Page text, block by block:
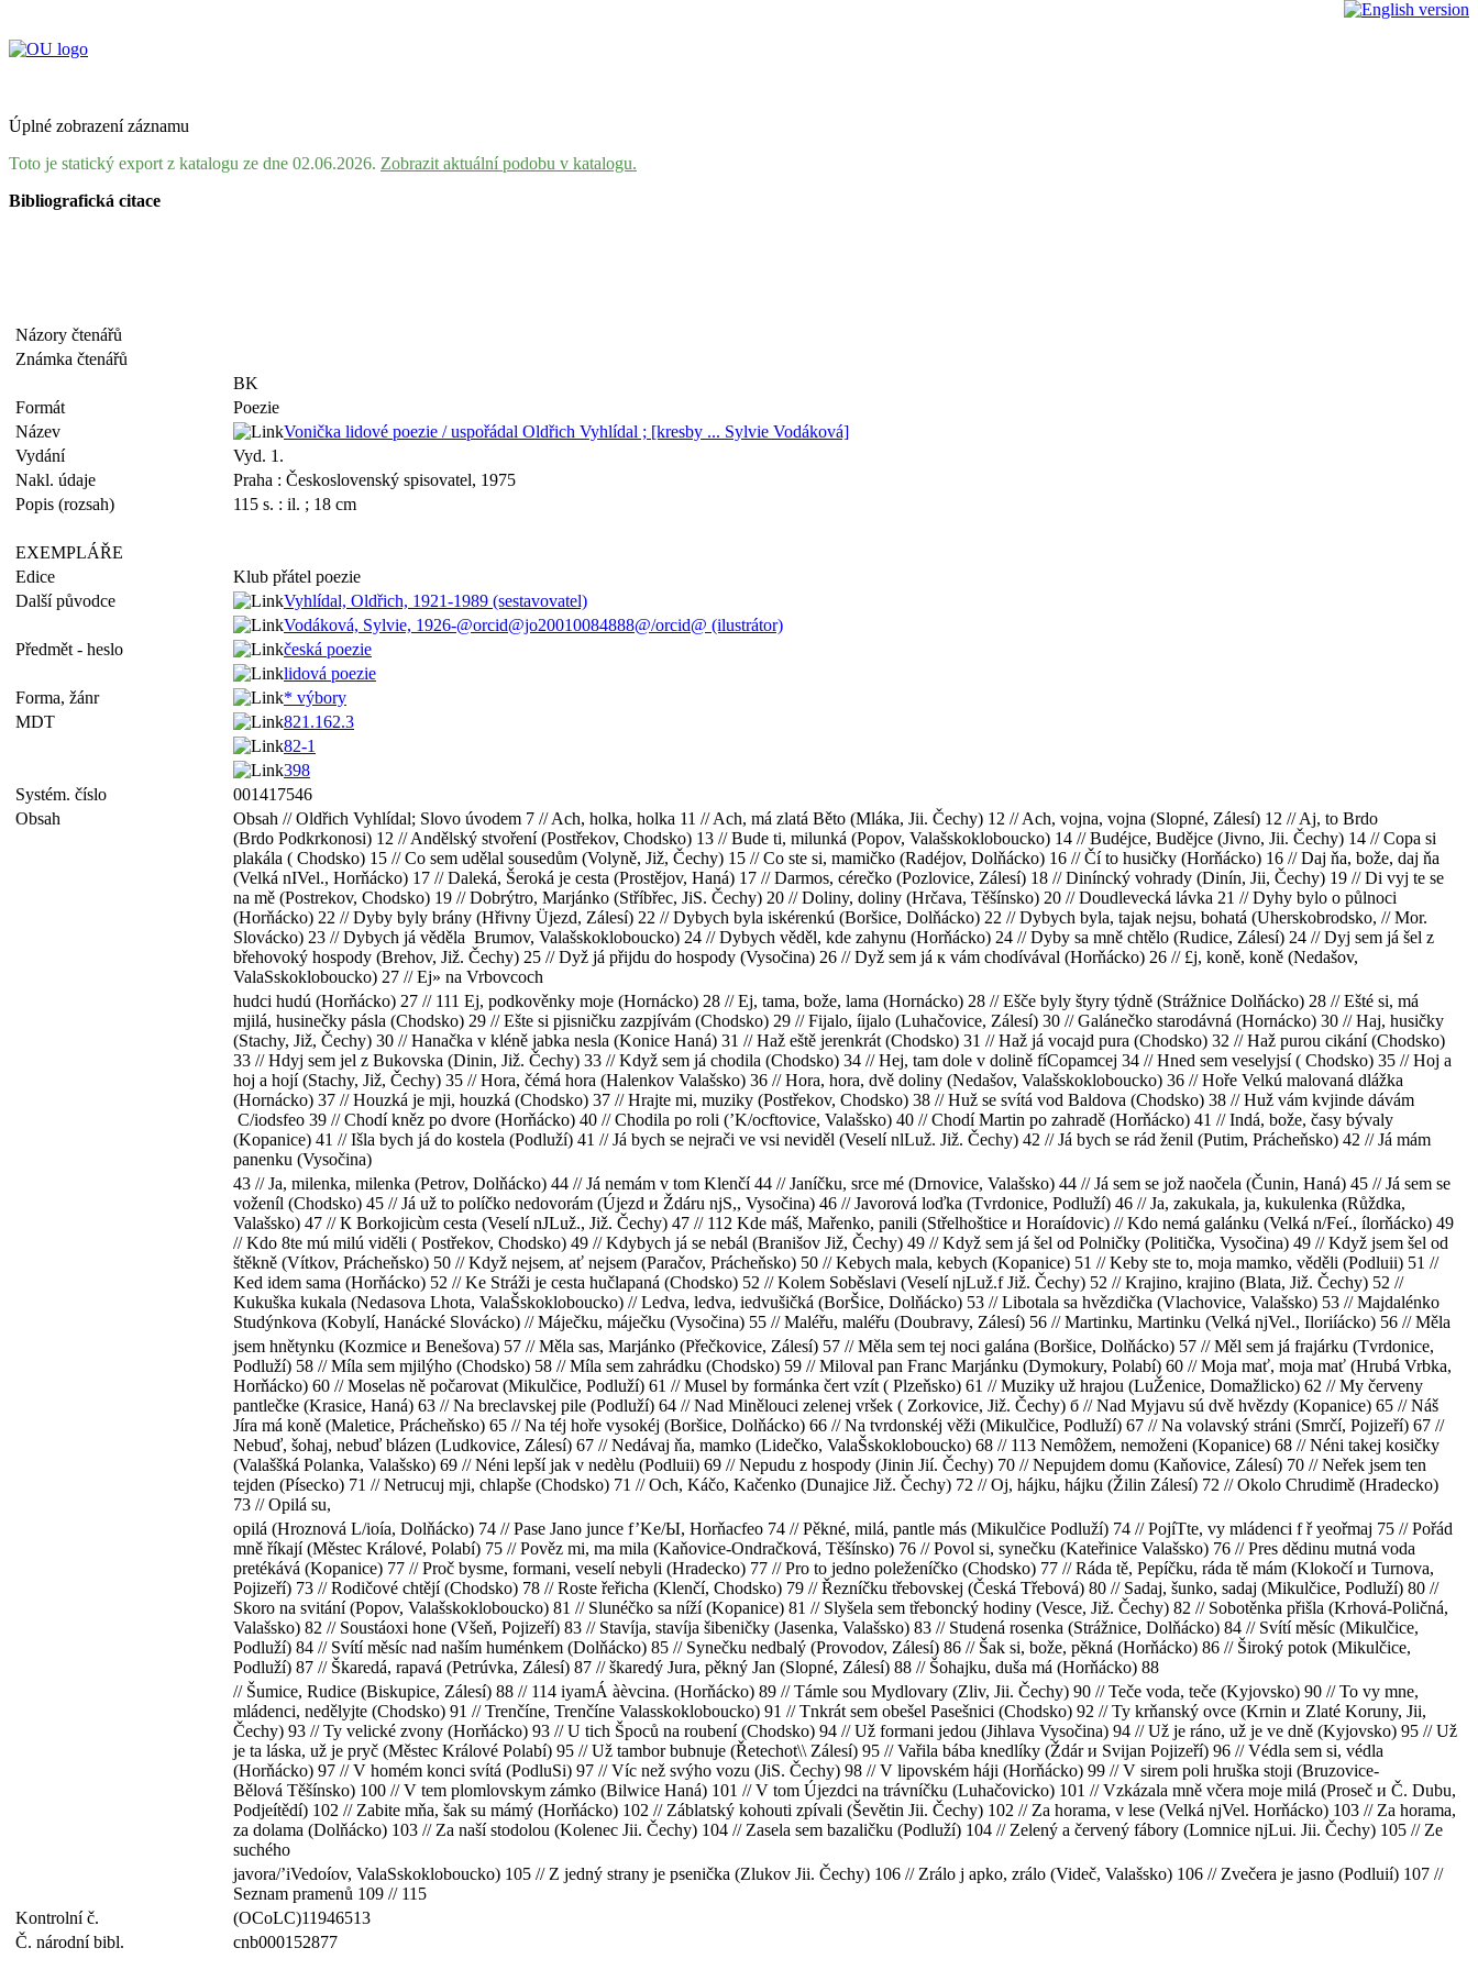
Úplné zobrazení záznamu
Toto je statický export z katalogu ze dne 02.06.2026. Zobrazit aktuální podobu v katalogu.
Bibliografická citace
Názory čtenářů
Známka čtenářů
BK
Formát
Poezie
Název
Vonička lidové poezie / uspořádal Oldřich Vyhlídal ; [kresby ... Sylvie Vodáková]
Vydání
Vyd. 1.
Nakl. údaje
Praha : Československý spisovatel, 1975
Popis (rozsah)
115 s. : il. ; 18 cm
EXEMPLÁŘE
Edice
Klub přátel poezie
Další původce
Vyhlídal, Oldřich, 1921-1989 (sestavovatel)
Vodáková, Sylvie, 1926-@orcid@jo20010084888@/orcid@ (ilustrátor)
Předmět - heslo
česká poezie
lidová poezie
Forma, žánr
* výbory
MDT
821.162.3
82-1
398
Systém. číslo
001417546
Obsah
Obsah // Oldřich Vyhlídal; Slovo úvodem 7 // Ach, holka, holka 11 // Ach, má zlatá Běto (Mláka, Jii. Čechy) 12 // Ach, vojna, vojna (Slopné, Zálesí) 12 // Aj, to Brdo
(Brdo Podkrkonosi) 12 // Andělský stvoření (Postřekov, Chodsko) 13 // Bude ti, milunká (Popov, Valašskokloboucko) 14 // Budéjce, Budějce (Jivno, Jii. Čechy) 14 // Сора si
plakála ( Chodsko) 15 // Co sem udělal sousedům (Volyně, Již, Čechy) 15 // Co ste si, mamičko (Radéjov, Dolňácko) 16 // Čí to husičky (Horňácko) 16 // Daj ňa, bože, daj ňa
(Velká nIVel., Horňácko) 17 // Daleká, Šeroká je cesta (Prostějov, Haná) 17 // Darmos, cérečko (Pozlovice, Zálesí) 18 // Diníncký vohrady (Dinín, Jii, Čechy) 19 // Di vyj te se
na mě (Postrekov, Chodsko) 19 // Dobrýtro, Marjánko (Stříbřec, JiS. Čechy) 20 // Doliny, doliny (Hrčava, Těšínsko) 20 // Doudlevecká lávka 21 // Dyhy bylo o půlnoci
(Horňácko) 22 // Dyby byly brány (Hřivny Üjezd, Zálesí) 22 // Dybych byla iskérenkú (Boršice, Dolňácko) 22 // Dybych byla, tajak nejsu, bohatá (Uherskobrodsko, // Mor.
Slovácko) 23 // Dybych já věděla Brumov, Valašskokloboucko) 24 // Dybych věděl, kde zahynu (Horňácko) 24 // Dyby sa mně chtělo (Rudice, Zálesí) 24 // Dyj sem já šel z
břehovoký hospody (Brehov, Již. Čechy) 25 // Dyž já přijdu do hospody (Vysočina) 26 // Dyž sem já к vám chodívával (Horňácko) 26 // £j, koně, koně (Nedašov,
ValaSskokloboucko) 27 // Ej» na Vrbovcoch
hudci hudú (Horňácko) 27 // 111 Ej, podkověnky moje (Hornácko) 28 // Ej, tama, bože, lama (Hornácko) 28 // Ešče byly štyry týdně (Strážnice Dolňácko) 28 // Ešté si, má
mjilá, husinečky pásla (Chodsko) 29 // Ešte si pjisničku zazpjívám (Chodsko) 29 // Fijalo, íijalo (Luhačovice, Zálesí) 30 // Galánečko starodávná (Hornácko) 30 // Haj, husičky
(Stachy, Již, Čechy) 30 // Hanačka v kléně jabka nesla (Konice Haná) 31 // Haž eště jerenkrát (Chodsko) 31 // Haž já vocajd pura (Chodsko) 32 // Haž purou cikání (Chodsko)
33 // Hdyj sem jel z Bukovska (Dinin, Již. Čechy) 33 // Když sem já chodila (Chodsko) 34 // Hej, tam dole v dolině fíCopamcej 34 // Hned sem veselyjsí ( Chodsko) 35 // Hoj a
hoj a hojí (Stachy, Již, Čechy) 35 // Hora, čémá hora (Halenkov Valašsko) 36 // Hora, hora, dvě doliny (Nedašov, Valašskokloboucko) 36 // Hoře Velkú malovaná dlážka
(Hornácko) 37 // Houzká je mji, houzká (Chodsko) 37 // Hrajte mi, muziky (Postřekov, Chodsko) 38 // Huž se svítá vod Baldova (Chodsko) 38 // Huž vám kvjinde dávám
C/iodsfeo 39 // Chodí kněz po dvore (Horňácko) 40 // Chodila po roli (’K/ocftovice, Valašsko) 40 // Chodí Martin po zahradě (Horňácko) 41 // Indá, bože, časy bývaly
(Kopanice) 41 // Išla bych já do kostela (Podluží) 41 // Já bych se nejrači ve vsi neviděl (Veselí nlLuž. Již. Čechy) 42 // Já bych se rád ženil (Putim, Prácheňsko) 42 // Já mám
panenku (Vysočina)
43 // Ja, milenka, milenka (Petrov, Dolňácko) 44 // Já nemám v tom Klenčí 44 // Janíčku, srce mé (Drnovice, Valašsko) 44 // Já sem se jož naočela (Čunin, Haná) 45 // Já sem se
voženíl (Chodsko) 45 // Já už to políčko nedovorám (Újezd и Ždáru njS,, Vysočina) 46 // Javorová loďka (Tvrdonice, Podluží) 46 // Ja, zakukala, ja, kukulenka (Růždka,
Valašsko) 47 // К Borkojicùm cesta (Veselí nJLuž., Již. Čechy) 47 // 112 Kde máš, Mařenko, panili (Střelhoštice и Horaídovic) // Kdo nemá galánku (Velká n/Feí., ílorňácko) 49
// Kdo 8te mú milú viděli ( Postřekov, Chodsko) 49 // Kdybych já se nebál (Branišov Již, Čechy) 49 // Když sem já šel od Polničky (Politička, Vysočina) 49 // Když jsem šel od
štěkně (Vítkov, Prácheňsko) 50 // Když nejsem, ať nejsem (Paračov, Prácheňsko) 50 // Kebych mala, kebych (Kopanice) 51 // Keby ste to, moja mamko, věděli (Podluii) 51 //
Ked idem sama (Horňácko) 52 // Ke Stráži je cesta hučlapaná (Chodsko) 52 // Kolem Soběslavi (Veselí njLuž.f Již. Čechy) 52 // Krajino, krajino (Blata, Již. Čechy) 52 //
Kukuška kukala (Nedasova Lhota, ValaŠskokloboucko) // Ledva, ledva, iedvušičká (BorŠice, Dolňácko) 53 // Libotala sa hvězdička (Vlachovice, Valašsko) 53 // Majdalénko
Studýnkova (Kobylí, Hanácké Slovácko) // Máječku, máječku (Vysočina) 55 // Maléřu, maléřu (Doubravy, Zálesí) 56 // Martinku, Martinku (Velká njVel., Iloriíácko) 56 // Měla
jsem hnětynku (Kozmice и Benešova) 57 // Měla sas, Marjánko (Přečkovice, Zálesí) 57 // Měla sem tej noci galána (Boršice, Dolňácko) 57 // Měl sem já frajárku (Tvrdonice,
Podluží) 58 // Míla sem mjilýho (Chodsko) 58 // Míla sem zahrádku (Chodsko) 59 // Miloval pan Franc Marjánku (Dymokury, Polabí) 60 // Moja mať, moja mať (Hrubá Vrbka,
Horňácko) 60 // Moselas ně počarovat (Mikulčice, Podluží) 61 // Musel by formánka čert vzít ( Plzeňsko) 61 // Muziky už hrajou (LuŽenice, Domažlicko) 62 // My červeny
pantlečke (Krasice, Haná) 63 // Na breclavskej pile (Podluží) 64 // Nad Minělouci zelenej vršek ( Zorkovice, Již. Čechy) б // Nad Myjavu sú dvě hvězdy (Kopanice) 65 // Náš
Jíra má koně (Maletice, Prácheňsko) 65 // Na téj hoře vysokéj (Boršice, Dolňácko) 66 // Na tvrdonskéj věži (Mikulčice, Podluží) 67 // Na volavský stráni (Smrčí, Pojizeří) 67 //
Nebuď, šohaj, nebuď blázen (Ludkovice, Zálesí) 67 // Nedávaj ňa, mamko (Lidečko, ValaŠskokloboucko) 68 // 113 Nemôžem, nemoženi (Kopanice) 68 // Néni takej kosičky
(Valaššká Polanka, Valašsko) 69 // Néni lepší jak v nedèlu (Podluii) 69 // Nepudu z hospody (Jinin Jií. Čechy) 70 // Nepujdem domu (Kaňovice, Zálesí) 70 // Neřek jsem ten
tejden (Písecko) 71 // Netrucuj mji, chlapše (Chodsko) 71 // Och, Káčo, Kačenko (Dunajice Již. Čechy) 72 // Oj, hájku, hájku (Žilin Zálesí) 72 // Okolo Chrudimě (Hradecko)
73 // Opilá su,
opilá (Hroznová L/ioía, Dolňácko) 74 // Pase Jano junce f’Ke/Ы, Horňacfeo 74 // Pěkné, milá, pantle más (Mikulčice Podluží) 74 // PojíTte, vy mládenci f ř yeořmaj 75 // Pořád
mně říkají (Městec Králové, Polabí) 75 // Pověz mi, ma mila (Kaňovice-Ondračková, Těšínsko) 76 // Povol si, synečku (Kateřinice Valašsko) 76 // Pres dědinu mutná voda
pretékává (Kopanice) 77 // Proč bysme, formani, veselí nebyli (Hradecko) 77 // Pro to jedno poleženíčko (Chodsko) 77 // Ráda tě, Pepíčku, ráda tě mám (Klokočí и Turnova,
Pojizeří) 73 // Rodičové chtějí (Chodsko) 78 // Roste řeřicha (Klenčí, Chodsko) 79 // Řezníčku třebovskej (Česká Třebová) 80 // Sadaj, šunko, sadaj (Mikulčice, Podluží) 80 //
Skoro na svitání (Popov, Valašskokloboucko) 81 // Slunéčko sa níží (Kopanice) 81 // Slyšela sem třeboncký hodiny (Vesce, Již. Čechy) 82 // Sobotěnka přišla (Krhová-Poličná,
Valašsko) 82 // Soustáoxi hone (Všeň, Pojizeří) 83 // Stavíja, stavíja šibeničky (Jasenka, Valašsko) 83 // Studená rosenka (Strážnice, Dolňácko) 84 // Svítí měsíc (Mikulčice,
Podluží) 84 // Svítí měsíc nad naším huménkem (Dolňácko) 85 // Synečku nedbalý (Provodov, Zálesí) 86 // Šak si, bože, pěkná (Horňácko) 86 // Široký potok (Mikulčice,
Podluží) 87 // Škaredá, rapavá (Petrúvka, Zálesí) 87 // škaredý Jura, pěkný Jan (Slopné, Zálesí) 88 // Šohajku, duša má (Horňácko) 88
// Šumice, Rudice (Biskupice, Zálesí) 88 // 114 iyamÁ àèvcina. (Horňácko) 89 // Támle sou Mydlovary (Zliv, Jii. Čechy) 90 // Teče voda, teče (Kyjovsko) 90 // To vy mne,
mládenci, nedělyjte (Chodsko) 91 // Trenčíne, Trenčíne Valasskokloboucko) 91 // Tnkrát sem obešel Pasešnici (Chodsko) 92 // Ty krňanský ovce (Krnin и Zlaté Koruny, Jii,
Čechy) 93 // Ty velické zvony (Horňácko) 93 // U tich Špoců na roubení (Chodsko) 94 // Už formani jedou (Jihlava Vysočina) 94 // Už je ráno, už je ve dně (Kyjovsko) 95 // Už
je ta láska, už je pryč (Městec Králové Polabí) 95 // Už tambor bubnuje (Řetechot\\ Zálesí) 95 // Vařila bába knedlíky (Ždár и Svijan Pojizeří) 96 // Védla sem si, védla
(Horňácko) 97 // V homém konci svítá (PodluSi) 97 // Víc než svýho vozu (JiS. Čechy) 98 // V lipovském háji (Horňácko) 99 // V sirem poli hruška stoji (Bruzovice-
Bělová Těšínsko) 100 // V tem plomlovskym zámko (Bilwice Haná) 101 // V tom Újezdci na trávníčku (Luhačovicko) 101 // Vzkázala mně včera moje milá (Proseč и Č. Dubu,
Podjeítědí) 102 // Zabite mňa, šak su mámý (Horňácko) 102 // Záblatský kohouti zpívali (Ševětin Jii. Čechy) 102 // Za horama, v lese (Velká njVel. Horňácko) 103 // Za horama,
za dolama (Dolňácko) 103 // Za naší stodolou (Kolenec Jii. Čechy) 104 // Zasela sem bazaličku (Podluží) 104 // Zelený a červený fábory (Lomnice njLui. Jii. Čechy) 105 // Ze
suchého
javora/’iVedoíov, ValaSskokloboucko) 105 // Z jedný strany je psenička (Zlukov Jii. Čechy) 106 // Zrálo j apko, zrálo (Videč, Valašsko) 106 // Zvečera je jasno (Podluií) 107 //
Seznam pramenů 109 // 115
Kontrolní č.
(OCoLC)11946513
Č. národní bibl.
cnb000152877